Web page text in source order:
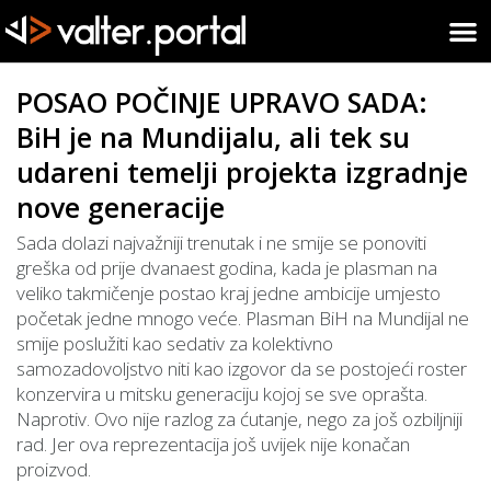
POSAO POČINJE UPRAVO SADA:
BiH je na Mundijalu, ali tek su
udareni temelji projekta izgradnje
nove generacije
Sada dolazi najvažniji trenutak i ne smije se ponoviti
greška od prije dvanaest godina, kada je plasman na
veliko takmičenje postao kraj jedne ambicije umjesto
početak jedne mnogo veće. Plasman BiH na Mundijal ne
smije poslužiti kao sedativ za kolektivno
samozadovoljstvo niti kao izgovor da se postojeći roster
konzervira u mitsku generaciju kojoj se sve oprašta.
Naprotiv. Ovo nije razlog za ćutanje, nego za još ozbiljniji
rad. Jer ova reprezentacija još uvijek nije konačan
proizvod.